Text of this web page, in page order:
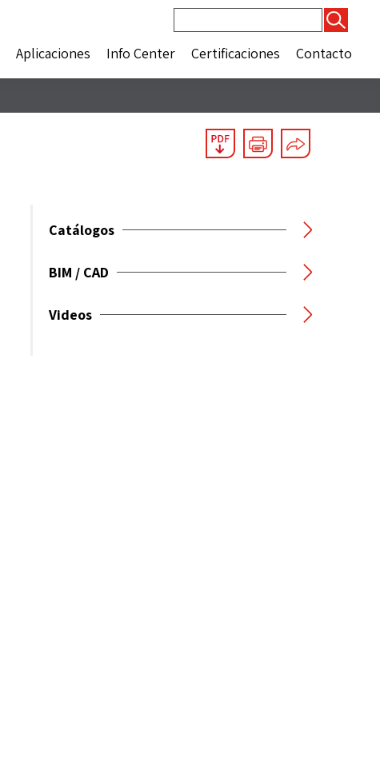
Aplicaciones Info Center Certificaciones Contacto
Catálogos
BIM / CAD
Videos